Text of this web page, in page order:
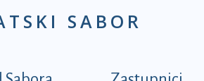
SABOR